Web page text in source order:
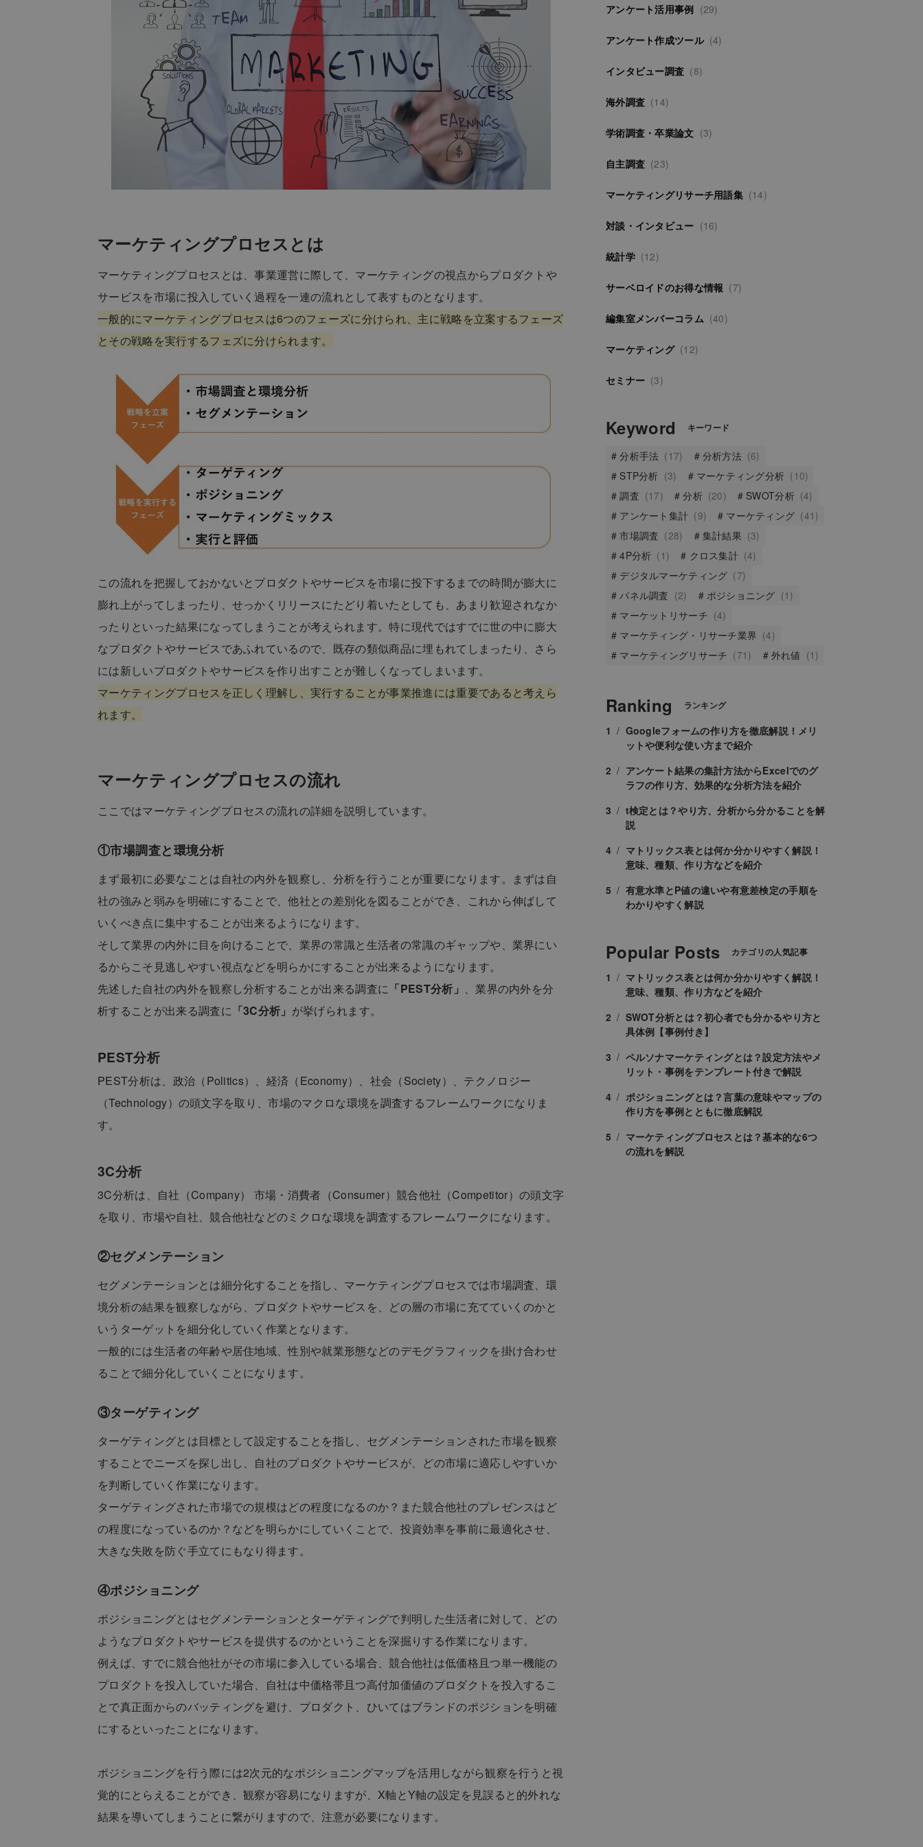
マーケティングプロセスとは
マーケティングプロセスとは、事業運営に際して、マーケティングの視点からプロダクトや
サービスを市場に投入していく過程を一連の流れとして表すものとなります。
一般的にマーケティングプロセスは6つのフェーズに分けられ、主に戦略を立案するフェーズ
とその戦略を実行するフェズに分けられます。
この流れを把握しておかないとプロダクトやサービスを市場に投下するまでの時間が膨大に
膨れ上がってしまったり、せっかくリリースにたどり着いたとしても、あまり歓迎されなか
ったりといった結果になってしまうことが考えられます。特に現代ではすでに世の中に膨大
なプロダクトやサービスであふれているので、既存の類似商品に埋もれてしまったり、さら
には新しいプロダクトやサービスを作り出すことが難しくなってしまいます。
マーケティングプロセスを正しく理解し、実行することが事業推進には重要であると考えら
れます。
マーケティングプロセスの流れ
ここではマーケティングプロセスの流れの詳細を説明しています。
①市場調査と環境分析
まず最初に必要なことは自社の内外を観察し、分析を行うことが重要になります。まずは自
社の強みと弱みを明確にすることで、他社との差別化を図ることができ、これから伸ばして
いくべき点に集中することが出来るようになります。
そして業界の内外に目を向けることで、業界の常識と生活者の常識のギャップや、業界にい
るからこそ見逃しやすい視点などを明らかにすることが出来るようになります。
先述した自社の内外を観察し分析することが出来る調査に 「PEST分析」 、業界の内外を分
析することが出来る調査に 「3C分析」 ​が挙げられます。
PEST分析
PEST分析は、政治（Politics）、経済（Economy）、社会（Society）、テクノロジー
（Technology）の頭文字を取り、市場のマクロな環境を調査するフレームワークになりま
す。
3C分析
3C分析は、自社（Company） 市場・消費者（Consumer）競合他社（Competitor）の頭文字
を取り、市場や自社、競合他社などのミクロな環境を調査するフレームワークになります。
②セグメンテーション
セグメンテーションとは細分化することを指し、マーケティングプロセスでは市場調査、環
境分析の結果を観察しながら、プロダクトやサービスを、どの層の市場に充てていくのかと
いうターゲットを細分化していく作業となります。
一般的には生活者の年齢や居住地域、性別や就業形態などのデモグラフィックを掛け合わせ
ることで細分化していくことになります。
③ターゲティング
ターゲティングとは目標として設定することを指し、セグメンテーションされた市場を観察
することでニーズを探し出し、自社のプロダクトやサービスが、どの市場に適応しやすいか
を判断していく作業になります。
ターゲティングされた市場での規模はどの程度になるのか？また競合他社のプレゼンスはど
の程度になっているのか？などを明らかにしていくことで、投資効率を事前に最適化させ、
大きな失敗を防ぐ手立てにもなり得ます。
④ポジショニング
ポジショニングとはセグメンテーションとターゲティングで判明した生活者に対して、どの
ようなプロダクトやサービスを提供するのかということを深掘りする作業になります。
例えば、すでに競合他社がその市場に参入している場合、競合他社は低価格且つ単一機能の
プロダクトを投入していた場合、自社は中価格帯且つ高付加価値のプロダクトを投入するこ
とで真正面からのバッティングを避け、プロダクト、ひいてはブランドのポジションを明確
にするといったことになります。
ポジショニングを行う際には2次元的なポジショニングマップを活用しながら観察を行うと視
覚的にとらえることができ、観察が容易になりますが、X軸とY軸の設定を見誤ると的外れな
結果を導いてしまうことに繋がりますので、注意が必要になります。
アンケート活用事例 (29)
アンケート作成ツール (4)
インタビュー調査 (8)
海外調査 (14)
学術調査・卒業論文 (3)
自主調査 (23)
マーケティングリサーチ用語集 (14)
対談・インタビュー (16)
統計学 (12)
サーベロイドのお得な情報 (7)
編集室メンバーコラム (40)
マーケティング (12)
セミナー (3)
Keyword キーワード
分析手法 (17) 分析方法 (6)
STP分析 (3) マーケティング分析 (10)
調査 (17) 分析 (20) SWOT分析 (4)
アンケート集計 (9) マーケティング (41)
市場調査 (28) 集計結果 (3)
4P分析 (1) クロス集計 (4)
デジタルマーケティング (7)
パネル調査 (2) ポジショニング (1)
マーケットリサーチ (4)
マーケティング・リサーチ業界 (4)
マーケティングリサーチ (71) 外れ値 (1)
Ranking ランキング
Googleフォームの作り方を徹底解説！メリ
ットや便利な使い方まで紹介
アンケート結果の集計方法からExcelでのグ
ラフの作り方、効果的な分析方法を紹介
t検定とは？やり方、分析から分かることを解
説
マトリックス表とは何か分かりやすく解説！
意味、種類、作り方などを紹介
有意水準とP値の違いや有意差検定の手順を
わかりやすく解説
Popular Posts カテゴリの人気記事
マトリックス表とは何か分かりやすく解説！
意味、種類、作り方などを紹介
SWOT分析とは？初心者でも分かるやり方と
具体例【事例付き】
ペルソナマーケティングとは？設定方法やメ
リット・事例をテンプレート付きで解説
ポジショニングとは？言葉の意味やマップの
作り方を事例とともに徹底解説
マーケティングプロセスとは？基本的な6つ
の流れを解説